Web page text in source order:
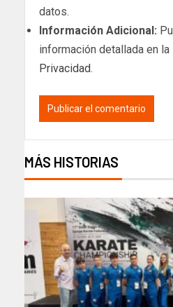
datos.
Información Adicional:
información detallada en la
Privacidad.
MÁS HISTORIAS